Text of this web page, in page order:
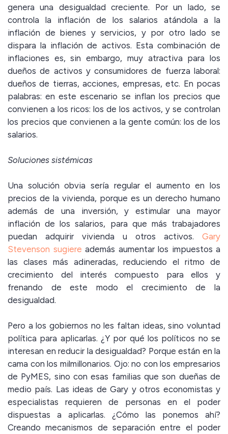
genera una desigualdad creciente. Por un lado, se
controla la inflación de los salarios atándola a la
inflación de bienes y servicios, y por otro lado se
dispara la inflación de activos. Esta combinación de
inflaciones es, sin embargo, muy atractiva para los
dueños de activos y consumidores de fuerza laboral:
dueños de tierras, acciones, empresas, etc. En pocas
palabras: en este escenario se inflan los precios que
convienen a los ricos: los de los activos, y se controlan
los precios que convienen a la gente común: los de los
salarios.
Soluciones sistémicas
Una solución obvia sería regular el aumento en los
precios de la vivienda, porque es un derecho humano
además de una inversión, y estimular una mayor
inflación de los salarios, para que más trabajadores
puedan adquirir vivienda u otros activos. Gary
Stevenson sugiere además aumentar los impuestos a
las clases más adineradas, reduciendo el ritmo de
crecimiento del interés compuesto para ellos y
frenando de este modo el crecimiento de la
desigualdad.
Pero a los gobiernos no les faltan ideas, sino voluntad
política para aplicarlas. ¿Y por qué los políticos no se
interesan en reducir la desigualdad? Porque están en la
cama con los milmillonarios. Ojo: no con los empresarios
de PyMES, sino con esas familias que son dueñas de
medio país. Las ideas de Gary y otros economistas y
especialistas requieren de personas en el poder
dispuestas a aplicarlas. ¿Cómo las ponemos ahí?
Creando mecanismos de separación entre el poder